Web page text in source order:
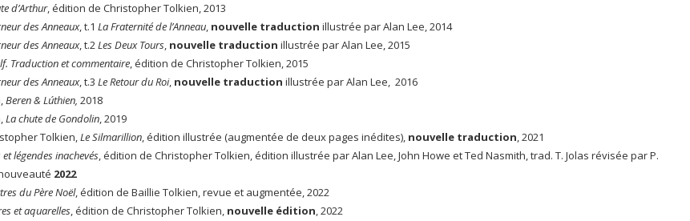
d’Arthur, édition de Christopher Tolkien, 2013
des Anneaux, t.1 La Fraternité de l’Anneau, nouvelle traduction illustrée par Alan Lee, 2014
des Anneaux, t.2Les Deux Tours, nouvelle traduction illustrée par Alan Lee, 2015
Traduction et commentaire, édition de Christopher Tolkien, 2015
des Anneaux, t.3 Le Retour du Roi, nouvelle traduction illustrée par Alan Lee, 2016
Beren & Lúthien, 2018
La chute de Gondolin, 2019
Tolkien,Le Silmarillion, édition illustrée (augmentée de deux pages inédites), nouvelle traduction, 2021
et légendes inachevés, édition de Christopher Tolkien, édition illustrée par Alan Lee, John Howe et Ted Nasmith, trad. T. Jolas révisée par P.
2022
du Père Noël, édition de Baillie Tolkien, revue et augmentée, 2022
et aquarelles, édition de Christopher Tolkien, nouvelle édition, 2022